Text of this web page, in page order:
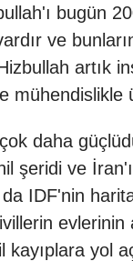
bugün
ve
artık
mühendislikle
daha
şeridi ve
IDF'nin
kayıplara yol